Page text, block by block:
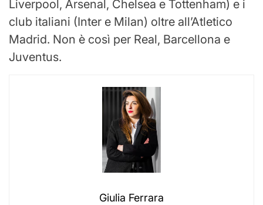
Liverpool, Arsenal, Chelsea e Tottenham) e i
club italiani (Inter e Milan) oltre all’Atletico
Madrid. Non è così per Real, Barcellona e
Juventus.
Giulia Ferrara